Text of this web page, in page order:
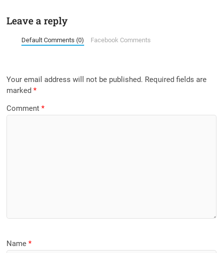
Leave a reply
Default Comments (0) Facebook Comments
Your email address will not be published. Required fields are
marked*
Comment*
Name*